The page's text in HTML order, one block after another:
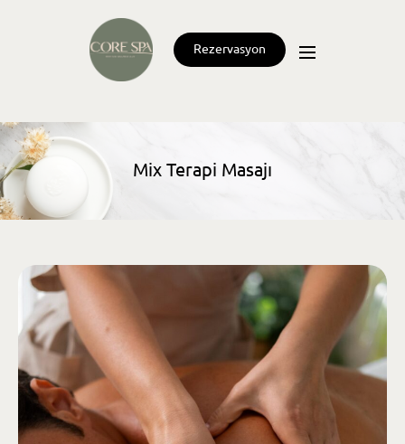
Rezervasyon
Mix Terapi Masajı